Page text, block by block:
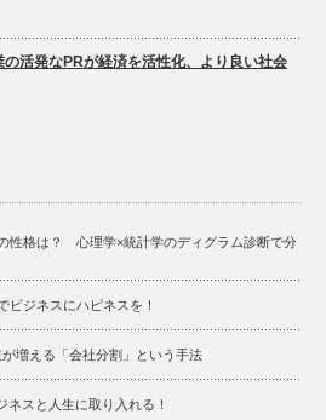
の活発なPRが経済を活性化、より良い社会
性格は？ 心理学×統計学のディグラム診断で分
ビジネスにハピネスを！
増える「会社分割」という手法
ネスと人生に取り入れる！